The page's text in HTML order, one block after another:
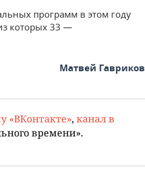
программ в этом году
которых 33 —
Матвей Гавриков
«ВКонтакте», канал в
времени».